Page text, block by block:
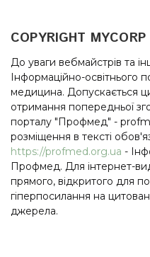
COPYRIGHT
До уваги вебмайстрів та
Інформаційно-освітнього
медицина. Допускається
отримання попередньої
порталу "Профмед" -
розміщення в тексті
https://profmed.org.ua -
Профмед. Для інтернет-
прямого, відкритого для
гіперпосилання на
джерела.